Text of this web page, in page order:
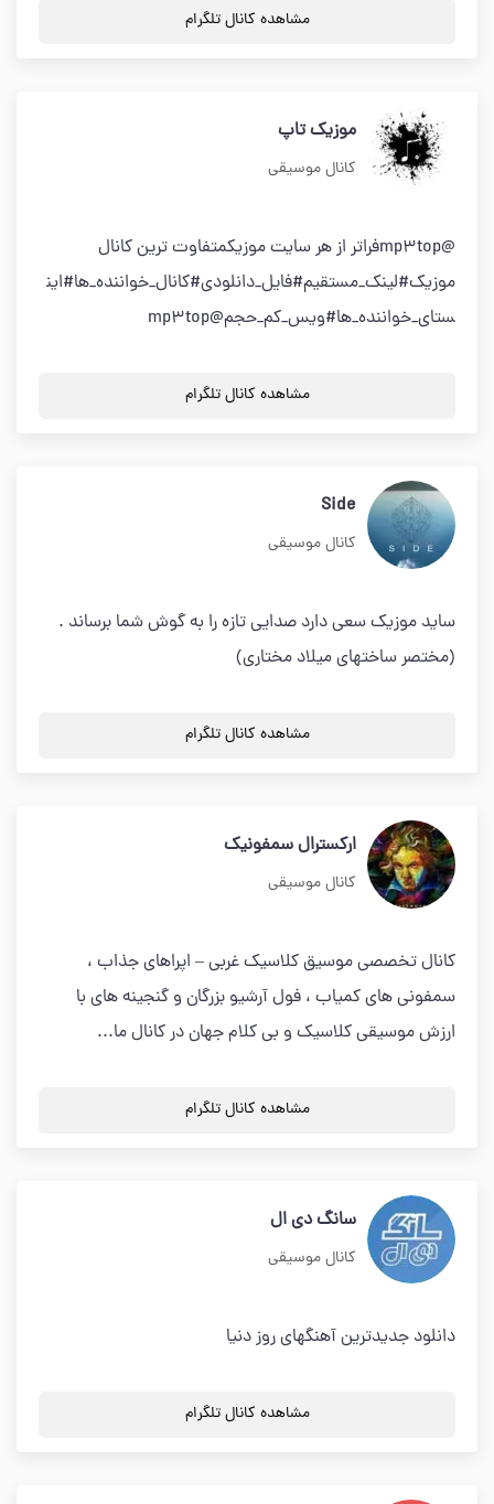
مشاهده کانال تلگرام
موزیک تاپ
کانال موسیقی
@mp3topفراتر از هر سایت موزیکمتفاوت ترین کانال
موزیک#لینک_مستقیم#فایل_دانلودی#کانال_خواننده_ها#این
ستای_خواننده_ها#ویس_کم_حجم@mp3top
مشاهده کانال تلگرام
Side
کانال موسیقی
ساید موزیک سعی دارد صدایی تازه را به گوش شما برساند .
(مختصر ساختهای میلاد مختاری)
مشاهده کانال تلگرام
ارکسترال سمفونیک
کانال موسیقی
کانال تخصصی موسیق کلاسیک غربی – اپراهای جذاب ،
سمفونی های کمیاب ، فول آرشیو بزرگان و گنجینه های با
ارزش موسیقی کلاسیک و بی کلام جهان در کانال ما...
مشاهده کانال تلگرام
سانگ دی ال
کانال موسیقی
دانلود جدیدترین آهنگهای روز دنیا
مشاهده کانال تلگرام